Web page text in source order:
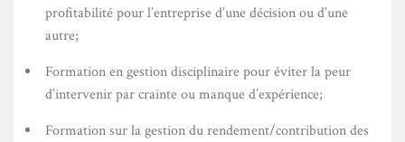
profitabilité pour l’entreprise d’une décision ou d’une
autre;
Formation en gestion disciplinaire pour éviter la peur
d’intervenir par crainte ou manque d’expérience;
Formation sur la gestion du rendement/contribution des